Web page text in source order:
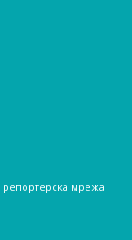
репортерска мрежа